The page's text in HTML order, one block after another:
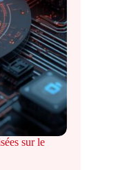
sur le